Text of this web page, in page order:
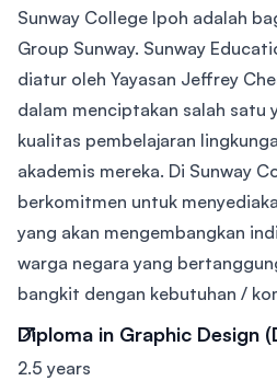
Sunway College Ipoh adalah
Group Sunway. Sunway
diatur oleh Yayasan Jeffrey
dalam menciptakan salah satu
kualitas pembelajaran
akademis mereka. Di Sunway
berkomitmen untuk
yang akan mengembangkan
warga negara yang
bangkit dengan kebutuhan /
Diploma in Graphic Design
2.5 years